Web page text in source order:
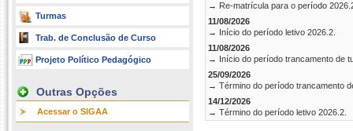
Turmas
Trab. de Conclusão de Curso
Projeto Político Pedagógico
Outras Opções
Acessar o SIGAA
→ Re-matrícula para o período
11/08/2026
→ Início do período letivo 2026.2.
11/08/2026
→ Início do período trancamento de
25/09/2026
→ Término do período trancamento
14/12/2026
→ Término do período letivo 2026.2.